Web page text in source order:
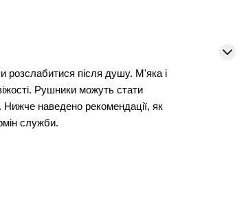
розслабитися після душу. М'яка і
Рушники можуть стати
Нижче наведено рекомендації, як
служби.